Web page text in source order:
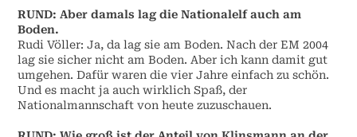
RUND: Aber damals lag die Nationalelf auch am
Boden.
Rudi Völler: Ja, da lag sie am Boden. Nach der EM 2004
lag sie sicher nicht am Boden. Aber ich kann damit gut
umgehen. Dafür waren die vier Jahre einfach zu schön.
Und es macht ja auch wirklich Spaß, der
Nationalmannschaft von heute zuzuschauen.